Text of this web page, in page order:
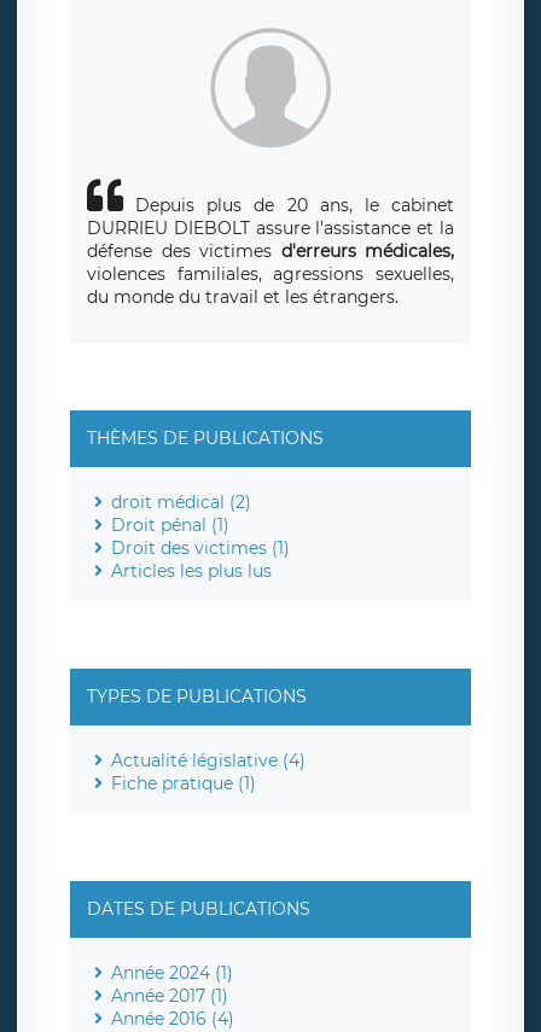
Depuis plus de 20 ans, le cabinet
DURRIEU DIEBOLT assure l'assistance et la
défense des victimes d'erreurs médicales,
violences familiales, agressions sexuelles,
du monde du travail et les étrangers.
THÈMES DE PUBLICATIONS
droit médical (2)
Droit pénal (1)
Droit des victimes (1)
Articles les plus lus
TYPES DE PUBLICATIONS
Actualité législative (4)
Fiche pratique (1)
DATES DE PUBLICATIONS
Année 2024 (1)
Année 2017 (1)
Année 2016 (4)